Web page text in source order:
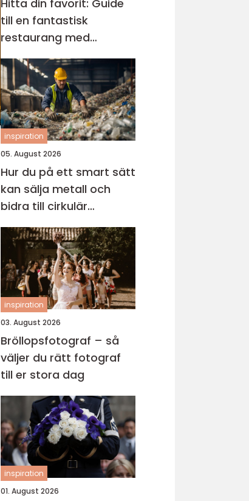
Hitta din favorit: Guide
till en fantastisk
restaurang med
uteservering på
Östermalm för soliga
dagar
inspiration
05. August 2026
Hur du på ett smart sätt
kan sälja metall och
bidra till cirkulär
ekonomi
inspiration
03. August 2026
Bröllopsfotograf – så
väljer du rätt fotograf
till er stora dag
inspiration
01. August 2026